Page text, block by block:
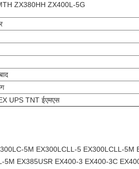
ZX380HH ZX400L-5G
UPS TNT ईएमएस
5M EX300LCLL-5 EX300LCLL-5M
EX385USR EX400-3 EX400-3C